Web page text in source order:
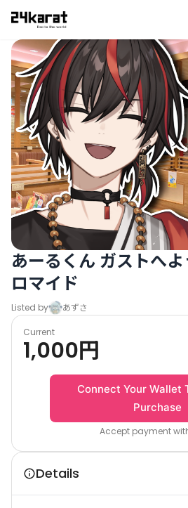
あーるくん ガストへようこそ：ブロ
あーるくん ガストへ
ロマイド
Listed by あずさ
Current
1,000円
Connect Your Wallet
Purchase
Accept payment
Details